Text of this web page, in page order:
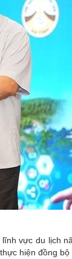
vực du lịch
hiện đồng bộ